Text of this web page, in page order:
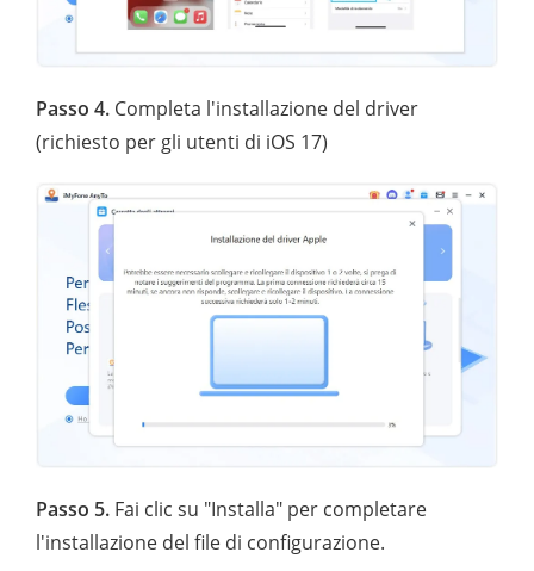
Passo 4. Completa l'installazione del driver
(richiesto per gli utenti di iOS 17)
Passo 5. Fai clic su "Installa" per completare
l'installazione del file di configurazione.